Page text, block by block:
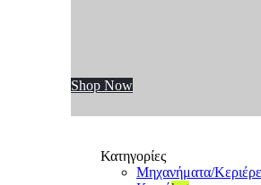
Shop Now
Κατηγορίες
Μηχανήματα/